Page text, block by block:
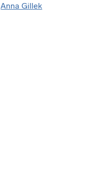
Anna Gillek